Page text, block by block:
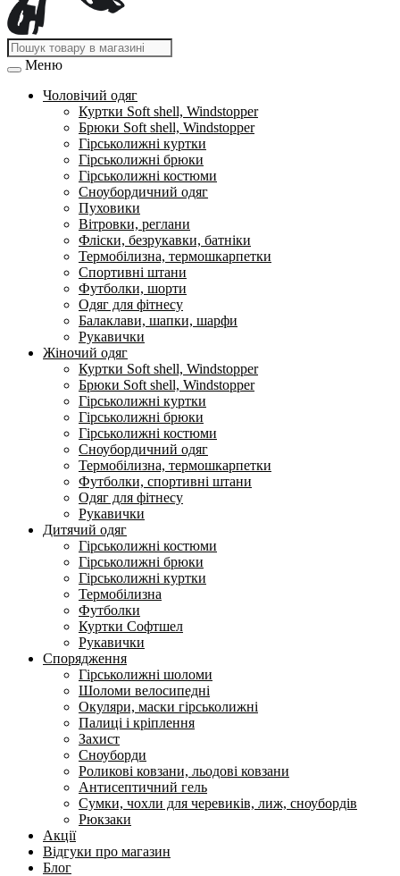
Меню
Чоловічий одяг
Куртки Soft shell, Windstopper
Брюки Soft shell, Windstopper
Гірськолижні куртки
Гірськолижні брюки
Гірськолижні костюми
Сноубордичний одяг
Пуховики
Вітровки, реглани
Фліски, безрукавки, батніки
Термобілизна, термошкарпетки
Спортивні штани
Футболки, шорти
Одяг для фітнесу
Балаклави, шапки, шарфи
Рукавички
Жіночий одяг
Куртки Soft shell, Windstopper
Брюки Soft shell, Windstopper
Гірськолижні куртки
Гірськолижні брюки
Гірськолижні костюми
Сноубордичний одяг
Термобілизна, термошкарпетки
Футболки, спортивні штани
Одяг для фітнесу
Рукавички
Дитячий одяг
Гірськолижні костюми
Гірськолижні брюки
Гірськолижні куртки
Термобілизна
Футболки
Куртки Софтшел
Рукавички
Спорядження
Гірськолижні шоломи
Шоломи велосипедні
Окуляри, маски гірськолижні
Палиці і кріплення
Захист
Сноуборди
Роликові ковзани, льодові ковзани
Антисептичний гель
Сумки, чохли для черевиків, лиж, сноубордів
Рюкзаки
Акції
Відгуки про магазин
Блог